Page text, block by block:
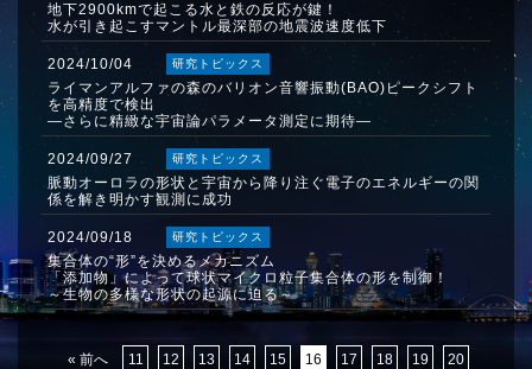
地下2900kmで起こる水と鉄の反応が鍵！
水が引き起こすマントル最深部の地震波速度低下
2024/10/04 研究トピックス
ライマンアルファの森のバリオン音響振動(BAO)ピークシフト
を高精度で検出
―さらに精緻な宇宙論パラメータ測定に期待―
2024/09/27 研究トピックス
脈動オーロラの形状と宇宙から降り注ぐ電子のエネルギーの関
係を解き明かす観測に成功
2024/09/18 研究トピックス
集合体の“形”を決めるメカニズム
「添加物」によって球状マイクロ粒子集合体の形を制御！
～生物の多様な形状の起源に迫る～
« 前へ 11 12 13 14 15 16 17 18 19
20